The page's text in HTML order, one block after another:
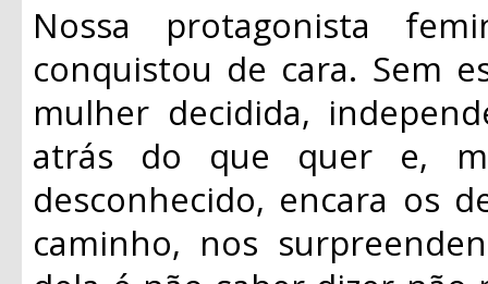
Nossa protagonista
conquistou de cara. Sem
mulher decidida,
atrás do que quer e,
desconhecido, encara os
caminho, nos